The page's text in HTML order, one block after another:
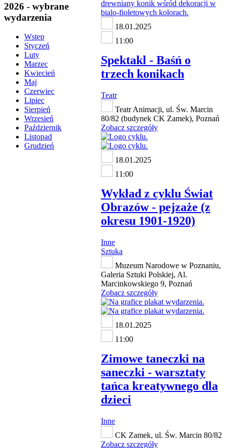
2026 - wybrane
wydarzenia
Wstęp
Styczeń
Luty
Marzec
Kwiecień
Maj
Czerwiec
Lipiec
Sierpień
Wrzesień
Październik
Listopad
Grudzień
18.01.2025
11:00
Spektakl - Baśń o
trzech konikach
Teatr
Teatr Animacji, ul. Św. Marcin
80/82 (budynek CK Zamek), Poznań
Zobacz szczegóły
18.01.2025
11:00
Wykład z cyklu Świat
Obrazów - pejzaże (z
okresu 1901-1920)
Inne
Sztuka
Muzeum Narodowe w Poznaniu,
Galeria Sztuki Polskiej, Al.
Marcinkowskiego 9, Poznań
Zobacz szczegóły
18.01.2025
11:00
Zimowe taneczki na
saneczki - warsztaty
tańca kreatywnego dla
dzieci
Inne
CK Zamek, ul. Św. Marcin 80/82
Zobacz szczegóły